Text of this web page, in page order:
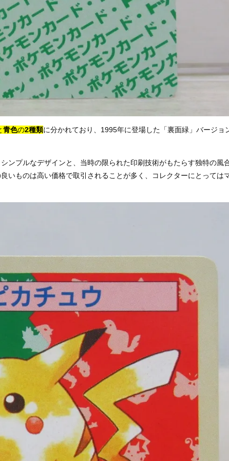
青色の2種類に分かれており、1995年に登場した「裏面緑」バージョ
ンプルなデザインと、当時の限られた印刷技術がもたらす独特の風
いものは高い価格で取引されることが多く、コレクターにとっては